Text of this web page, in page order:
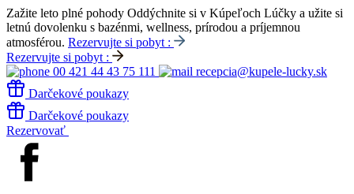
Zažite leto plné pohody Oddýchnite si v Kúpeľoch Lúčky a užite si
letnú dovolenku s bazénmi, wellness, prírodou a príjemnou
atmosférou. Rezervujte si pobyt :
Rezervujte si pobyt :
00 421 44 43 75 111
recepcia@kupele-lucky.sk
Darčekové poukazy
Darčekové poukazy
Rezervovať